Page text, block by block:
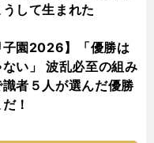
して生まれた
子園2026】「優勝は
い」 波乱必至の組み
者５人が選んだ優勝
！